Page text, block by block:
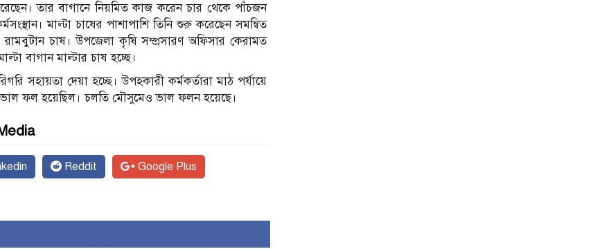
তার বাগানে নিয়মিত কাজ করেন চার থেকে পাঁচজন
মাল্টা চাষের পাশাপাশি তিনি শুরু করেছেন সমন্বিত
চাষ। উপজেলা কৃষি সম্প্রসারণ অফিসার কেরামত
বাগান মাল্টার চাষ হচ্ছে।
সহায়তা দেয়া হচ্ছে। উপহকারী কর্মকর্তারা মাঠ পর্যায়ে
ভাল ফল হয়েছিল। চলতি মৌসুমেও ভাল ফলন হয়েছে।
Reddit Google Plus